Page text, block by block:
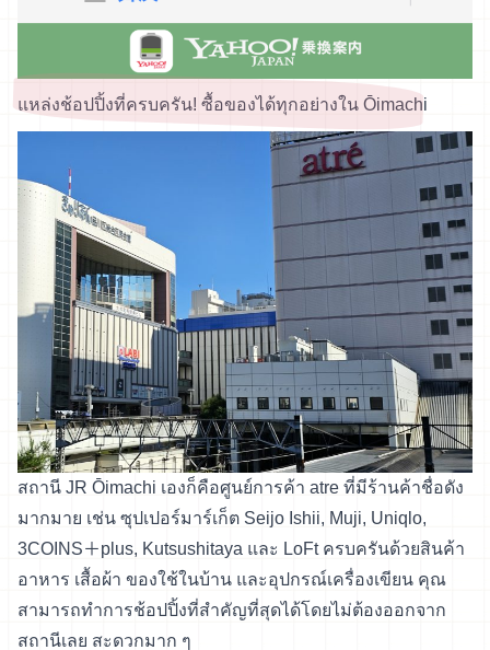
แหล่งช้อปปิ้งที่ครบครัน! ซื้อของได้ทุกอย่างใน Ōimachi
สถานี JR Ōimachi เองก็คือศูนย์การค้า atre ที่มีร้านค้าชื่อดัง
มากมาย เช่น ซุปเปอร์มาร์เก็ต Seijo Ishii, Muji, Uniqlo,
3COINS＋plus, Kutsushitaya และ LoFt ครบครันด้วยสินค้า
อาหาร เสื้อผ้า ของใช้ในบ้าน และอุปกรณ์เครื่องเขียน คุณ
สามารถทำการช้อปปิ้งที่สำคัญที่สุดได้โดยไม่ต้องออกจาก
สถานีเลย สะดวกมาก ๆ